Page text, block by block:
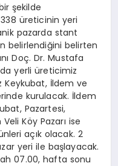
şekilde
üreticinin yeri
pazarda stant
belirlendiğini belirten
Doç. Dr. Mustafa
yerli üreticimiz
Keykubat, İldem ve
kurulacak. İldem
Pazartesi,
Köy Pazarı ise
açık olacak. 2
yeri ile başlayacak.
07.00, hafta sonu